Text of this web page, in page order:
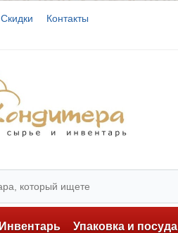
Скидки Контакты
Инвентарь Упаковка и посуда